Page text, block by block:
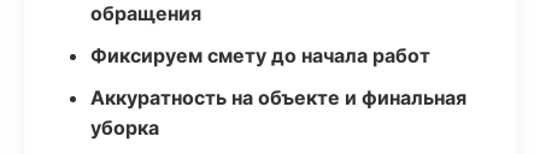
обращения
Фиксируем смету до начала работ
Аккуратность на объекте и финальная
уборка